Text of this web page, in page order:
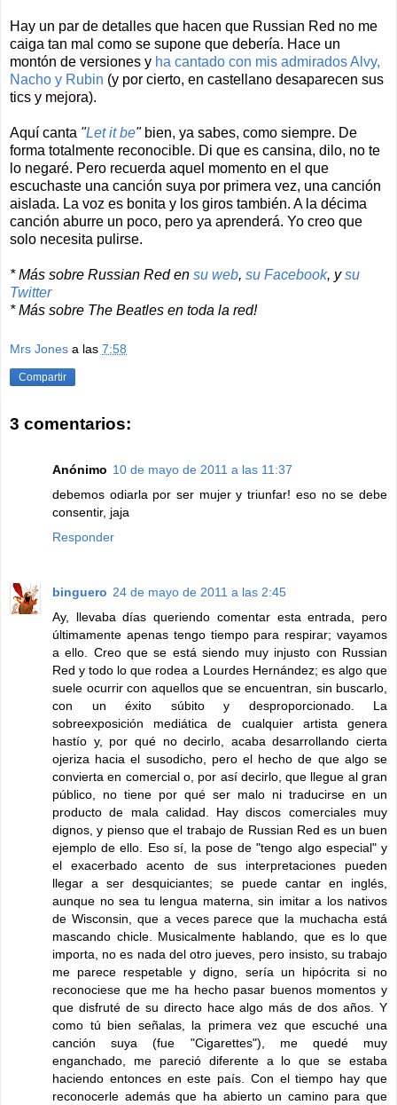
Hay un par de detalles que hacen que Russian Red no me
caiga tan mal como se supone que debería. Hace un
montón de versiones y ha cantado con mis admirados Alvy,
Nacho y Rubin (y por cierto, en castellano desaparecen sus
tics y mejora).
Aquí canta "Let it be"bien, ya sabes, como siempre. De
forma totalmente reconocible. Di que es cansina, dilo, no te
lo negaré. Pero recuerda aquel momento en el que
escuchaste una canción suya por primera vez, una canción
aislada. La voz es bonita y los giros también. A la décima
canción aburre un poco, pero ya aprenderá. Yo creo que
solo necesita pulirse.
* Más sobre Russian Red en su web, su Facebook, ysu
Twitter
* Más sobre The Beatles en toda la red!
Mrs Jones a las 7:58
Compartir
3 comentarios:
Anónimo 10 de mayo de 2011 a las 11:37
debemos odiarla por ser mujer y triunfar! eso no se debe
consentir, jaja
Responder
binguero 24 de mayo de 2011 a las 2:45
Ay, llevaba días queriendo comentar esta entrada, pero
últimamente apenas tengo tiempo para respirar; vayamos
a ello. Creo que se está siendo muy injusto con Russian
Red y todo lo que rodea a Lourdes Hernández; es algo que
suele ocurrir con aquellos que se encuentran, sin buscarlo,
con un éxito súbito y desproporcionado. La
sobreexposición mediática de cualquier artista genera
hastío y, por qué no decirlo, acaba desarrollando cierta
ojeriza hacia el susodicho, pero el hecho de que algo se
convierta en comercial o, por así decirlo, que llegue al gran
público, no tiene por qué ser malo ni traducirse en un
producto de mala calidad. Hay discos comerciales muy
dignos, y pienso que el trabajo de Russian Red es un buen
ejemplo de ello. Eso sí, la pose de "tengo algo especial" y
el exacerbado acento de sus interpretaciones pueden
llegar a ser desquiciantes; se puede cantar en inglés,
aunque no sea tu lengua materna, sin imitar a los nativos
de Wisconsin, que a veces parece que la muchacha está
mascando chicle. Musicalmente hablando, que es lo que
importa, no es nada del otro jueves, pero insisto, su trabajo
me parece respetable y digno, sería un hipócrita si no
reconociese que me ha hecho pasar buenos momentos y
que disfruté de su directo hace algo más de dos años. Y
como tú bien señalas, la primera vez que escuché una
canción suya (fue "Cigarettes"), me quedé muy
enganchado, me pareció diferente a lo que se estaba
haciendo entonces en este país. Con el tiempo hay que
reconocerle además que ha abierto un camino para que